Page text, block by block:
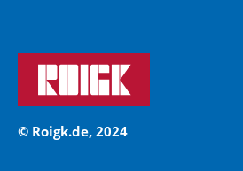
© Roigk.de, 2024